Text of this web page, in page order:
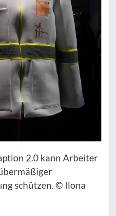
2.0 kann Arbeiter
schützen. © Ilona